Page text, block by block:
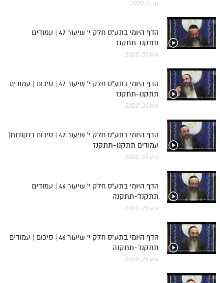
לאתר ספר הרב
דף היומי בזוהר הקדוש
נוב 1, 2020
הדף היומי בתע"ס חלק י' שיעור 47 | עמודים
תתקנו-תתקנז
אוק 30, 2020
הדף היומי בתע"ס חלק י' שיעור 47 | סיכום | עמודים
תתקנו-תתקנז
אוק 30, 2020
הדף היומי בתע"ס חלק י' שיעור 47 | סיכום בנקודות|
עמודים תתקנו-תתקנז
אוק 30, 2020
הדף היומי בתע"ס חלק י' שיעור 46 | עמודים
תתקנד-תתקנה
אוק 29, 2020
הדף היומי בתע"ס חלק י' שיעור 46 | סיכום | עמודים
תתקנד-תתקנה
אוק 29, 2020